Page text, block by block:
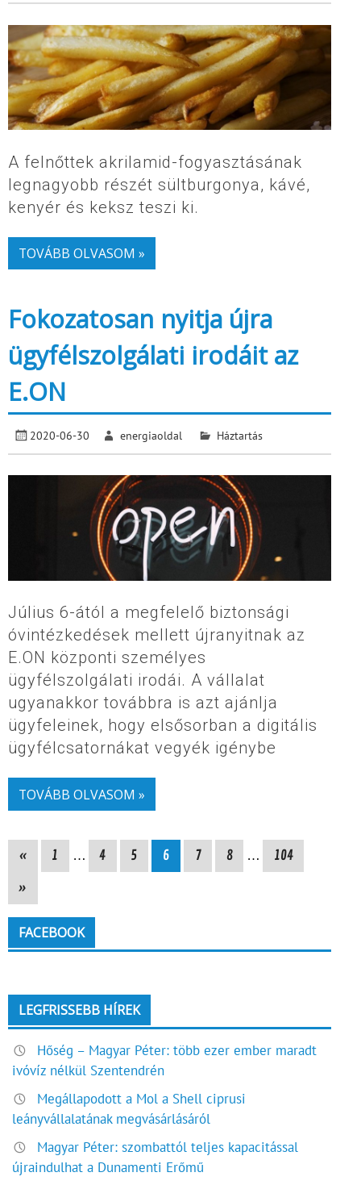
A felnőttek akrilamid-fogyasztásának
legnagyobb részét sültburgonya, kávé,
kenyér és keksz teszi ki.
TOVÁBB OLVASOM »
Fokozatosan nyitja újra
ügyfélszolgálati irodáit az
E.ON
2020-06-30 energiaoldal Háztartás
Július 6-ától a megfelelő biztonsági
óvintézkedések mellett újranyitnak az
E.ON központi személyes
ügyfélszolgálati irodái. A vállalat
ugyanakkor továbbra is azt ajánlja
ügyfeleinek, hogy elsősorban a digitális
ügyfélcsatornákat vegyék igénybe
TOVÁBB OLVASOM »
« 1 … 4 5 6 7 8 …
104
»
FACEBOOK
LEGFRISSEBB HÍREK
Hőség – Magyar Péter: több ezer ember maradt
ivóvíz nélkül Szentendrén
Megállapodott a Mol a Shell ciprusi
leányvállalatának megvásárlásáról
Magyar Péter: szombattól teljes kapacitással
újraindulhat a Dunamenti Erőmű